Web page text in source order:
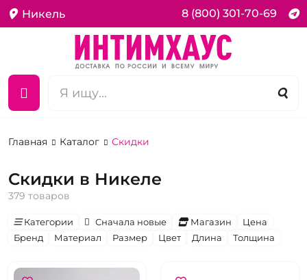
Никель 8 (800) 301-70-69
Главная Каталог Скидки
Скидки в Никеле
379 товаров
Категории Сначала новые Магазин
Цена
Бренд
Материал Размер Цвет Длина Толщина